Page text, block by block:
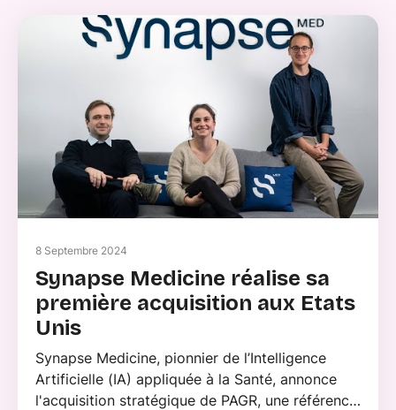
8 Septembre 2024
Synapse Medicine réalise sa
première acquisition aux Etats
Unis
Synapse Medicine, pionnier de l’Intelligence
Artificielle (IA) appliquée à la Santé, annonce
l'acquisition stratégique de PAGR, une référence